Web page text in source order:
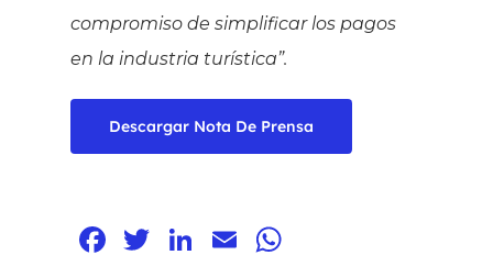
compromiso de simplificar los pagos
en la industria turística”.
Descargar Nota De Prensa
Facebook
Twitter
LinkedIn
Email